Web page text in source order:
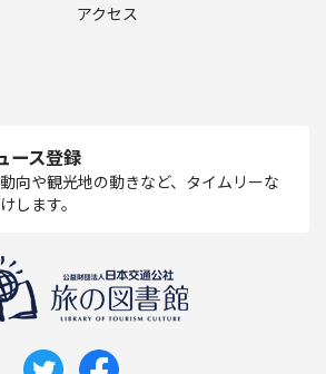
アクセス
ース登録
向や観光地の動きなど、タイムリーな
します。